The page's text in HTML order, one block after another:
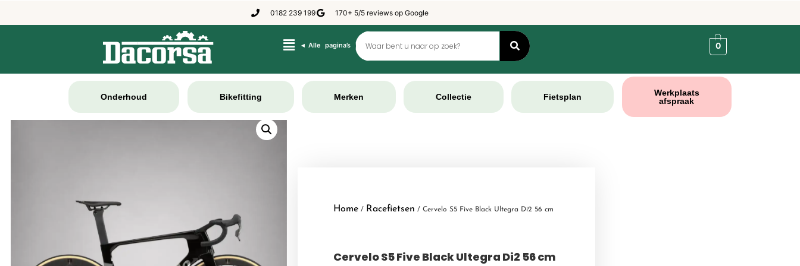
0182 239 199 170+ 5/5 reviews op Google
◂ Alle pagina’s 0
Werkplaats
afspraak
Fietsplan
Collectie
Merken
Bikefitting
Onderhoud
Home / Racefietsen / Cervelo S5 Five Black Ultegra Di2 56 cm
Cervelo S5 Five Black Ultegra Di2 56 cm